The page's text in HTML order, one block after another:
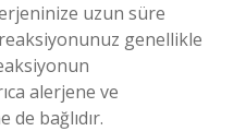
uzun süre
genellikle
alerjene ve
bağlıdır.